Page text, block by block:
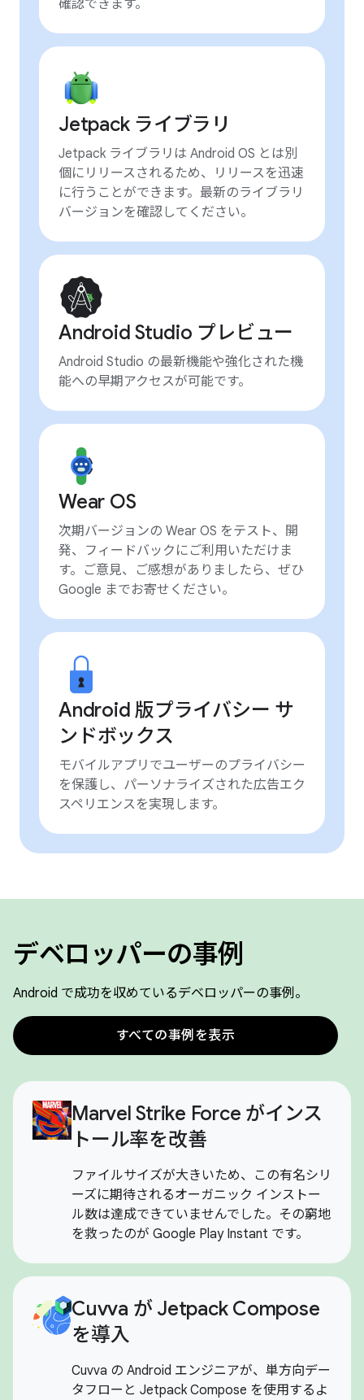
確認できます。
Jetpack ライブラリ
Jetpack ライブラリは Android OS とは別
個にリリースされるため、リリースを迅速
に行うことができます。最新のライブラリ
バージョンを確認してください。
Android Studio プレビュー
Android Studio の最新機能や強化された機
能への早期アクセスが可能です。
Wear OS
次期バージョンの Wear OS をテスト、開
発、フィードバックにご利用いただけま
す。ご意見、ご感想がありましたら、ぜひ
Google までお寄せください。
Android 版プライバシー サ
ンドボックス
モバイルアプリでユーザーのプライバシー
を保護し、パーソナライズされた広告エク
スペリエンスを実現します。
デベロッパーの事例
Android で成功を収めているデベロッパーの事例。
すべての事例を表示
Marvel Strike Force がインス
トール率を改善
ファイルサイズが大きいため、この有名シリ
ーズに期待されるオーガニック インストー
ル数は達成できていませんでした。その窮地
を救ったのが Google Play Instant です。
Cuvva が Jetpack Compose
を導入
Cuvva の Android エンジニアが、単方向デー
タフローと Jetpack Compose を使用するよ